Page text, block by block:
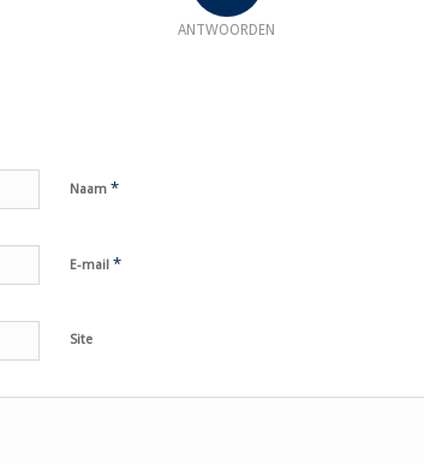
ANTWOORDEN
Naam *
E-mail *
Site